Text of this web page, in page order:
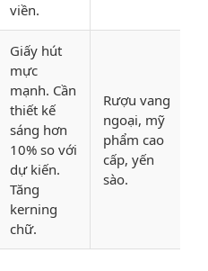
viền.
Giấy hút
mực
mạnh. Cần
thiết kế
sáng hơn
10% so với
dự kiến.
Tăng
kerning
chữ.
Rượu vang
ngoại, mỹ
phẩm cao
cấp, yến
sào.